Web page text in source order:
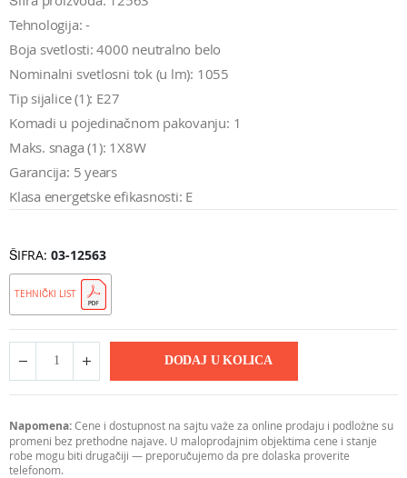
Tehnologija: -
Boja svetlosti: 4000 neutralno belo
Nominalni svetlosni tok (u lm): 1055
Tip sijalice (1): E27
Komadi u pojedinačnom pakovanju: 1
Maks. snaga (1): 1X8W
Garancija: 5 years
Klasa energetske efikasnosti: E
ŠIFRA 03-12563
TEHNIČKI LIST
DODAJ U KOLICA
Napomena:Cene i dostupnost na sajtu važe za online prodaju i podložne su
promeni bez prethodne najave. U maloprodajnim objektima cene i stanje
robe mogu biti drugačiji — preporučujemo da pre dolaska proverite
telefonom.